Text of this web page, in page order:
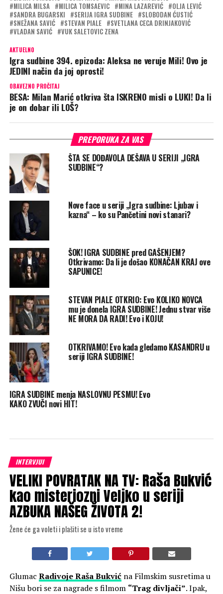
MILICA MILSA
MILICA TOMSAEVIC MINA LAZAREVIĆ
OLJA LEVIĆ
SANDRA BUGARSKI
SERIJA IGRA SUDBINE
SLOBODAN ĆUSTIĆ
SNEŽANA SAVIĆ
STEVAN PIALE
SVETLANA CECA DRINJAKOVIĆ
VLADAN SAVIĆ
VUK SALETOVIC ZENA
AKTUELNO
Igra sudbine 394. epizoda: Aleksa ne veruje Mili! Ovo je
JEDINI način da joj oprosti!
OBAVEZNO PROČITAJ
BESA: Milan Marić otkriva šta ISKRENO misli o LUKI! Da li
je on dobar ili LOŠ?
PREPORUKA ZA VAS
ŠTA SE DOĐAVOLA DEŠAVA U SERIJI „IGRA
SUDBINE“?
Nove face u seriji „Igra sudbine: Ljubav i
kazna“ – ko su Pančetini novi stanari?
ŠOK! IGRA SUDBINE pred GAŠENJEM?
Otkrivamo: Da li je došao KONAČAN KRAJ ove
SAPUNICE!
STEVAN PIALE OTKRIO: Evo KOLIKO NOVCA
mu je donela IGRA SUDBINE! Jednu stvar više
NE MORA DA RADI! Evo i KOJU!
OTKRIVAMO! Evo kada gledamo KASANDRU u
seriji IGRA SUDBINE!
IGRA SUDBINE menja NASLOVNU PESMU! Evo
KAKO ZVUČI novi HIT!
INTERVJUI
VELIKI POVRATAK NA TV: Raša Bukvić
kao misteriozni Veljko u seriji
AZBUKA NAŠEG ŽIVOTA 2!
Žene će ga voleti i plašiti se u isto vreme
Glumac Radivoje Raša Bukvićna Filmskim susretima u
Nišu bori se za nagrade s filmom “Trag divljači”. Ipak,